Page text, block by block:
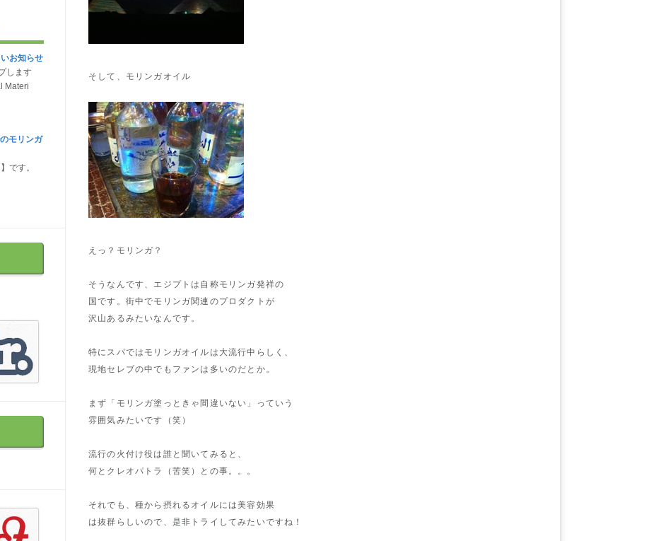
そして、モリンガオイル
えっ？モリンガ？
そうなんです、エジプトは自称モリンガ発祥の
国です。街中でモリンガ関連のプロダクトが
沢山あるみたいなんです。
特にスパではモリンガオイルは大流行中らしく、
現地セレブの中でもファンは多いのだとか。
まず「モリンガ塗っときゃ間違いない」っていう
雰囲気みたいです（笑）
流行の火付け役は誰と聞いてみると、
何とクレオパトラ（苦笑）との事。。。
それでも、種から摂れるオイルには美容効果
は抜群らしいので、是非トライしてみたいですね！
お知らせ
します
Materi
モリンガ
です。